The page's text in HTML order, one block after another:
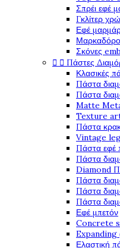
Σπρέι εφέ
Γκλίτερ
Εφέ
Σκόνες
  Πάστες
Κλασικές
Πάστα
Πάστα
Matte
Texture
Πάστα
Vintage
Πάστα εφέ
Πάστα
Diamond
Πάστα
Πάστα
Πάστα
Εφέ μπετόν
Concrete
Expanding
Ελαστική